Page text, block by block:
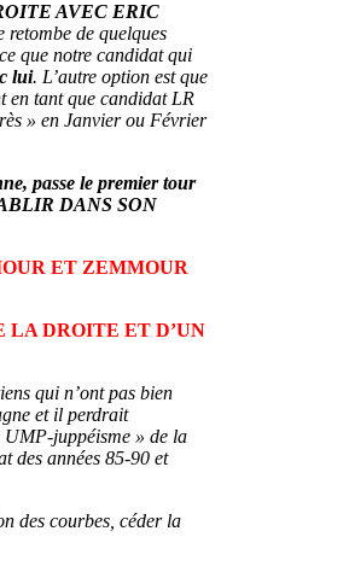
AVEC ERIC
retombe de quelques
que notre candidat qui
lui. L’autre option est que
en tant que candidat LR
» en Janvier ou Février
passe le premier tour
DANS SON
ET ZEMMOUR
LA DROITE ET D’UN
qui n’ont pas bien
et il perdrait
UMP-juppéisme » de la
des années 85-90 et
des courbes, céder la